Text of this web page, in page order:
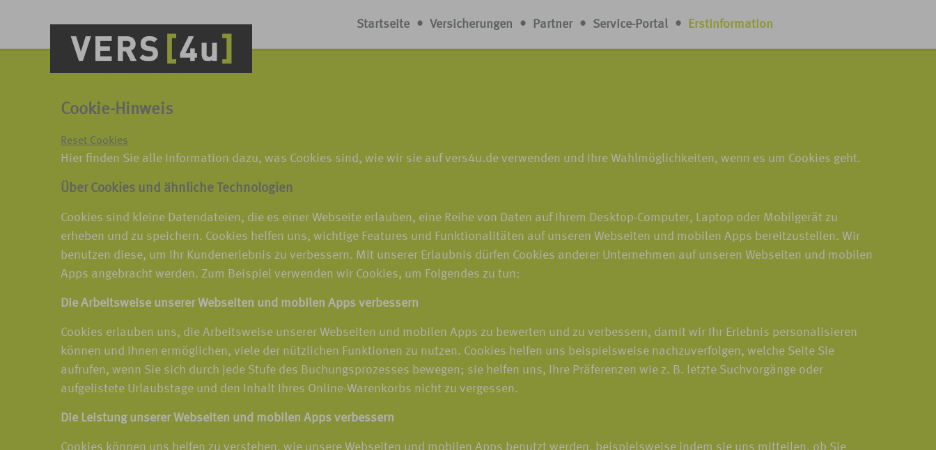
Startseite • Versicherungen • Partner • Service-Portal • Erstinformation
Cookie-Hinweis
Reset Cookies
Hier finden Sie alle Information dazu, was Cookies sind, wie wir sie auf vers4u.de verwenden und Ihre Wahlmöglichkeiten, wenn es um Cookies geht.
Über Cookies und ähnliche Technologien
Cookies sind kleine Datendateien, die es einer Webseite erlauben, eine Reihe von Daten auf Ihrem Desktop-Computer, Laptop oder Mobilgerät zu
erheben und zu speichern. Cookies helfen uns, wichtige Features und Funktionalitäten auf unseren Webseiten und mobilen Apps bereitzustellen. Wir
benutzen diese, um Ihr Kundenerlebnis zu verbessern. Mit unserer Erlaubnis dürfen Cookies anderer Unternehmen auf unseren Webseiten und mobilen
Apps angebracht werden. Zum Beispiel verwenden wir Cookies, um Folgendes zu tun:
Die Arbeitsweise unserer Webseiten und mobilen Apps verbessern
Cookies erlauben uns, die Arbeitsweise unserer Webseiten und mobilen Apps zu bewerten und zu verbessern, damit wir Ihr Erlebnis personalisieren
können und Ihnen ermöglichen, viele der nützlichen Funktionen zu nutzen. Cookies helfen uns beispielsweise nachzuverfolgen, welche Seite Sie
aufrufen, wenn Sie sich durch jede Stufe des Buchungsprozesses bewegen; sie helfen uns, Ihre Präferenzen wie z. B. letzte Suchvorgänge oder
aufgelistete Urlaubstage und den Inhalt Ihres Online-Warenkorbs nicht zu vergessen.
Die Leistung unserer Webseiten und mobilen Apps verbessern
Cookies können uns helfen zu verstehen, wie unsere Webseiten und mobilen Apps benutzt werden, beispielsweise indem sie uns mitteilen, ob Sie